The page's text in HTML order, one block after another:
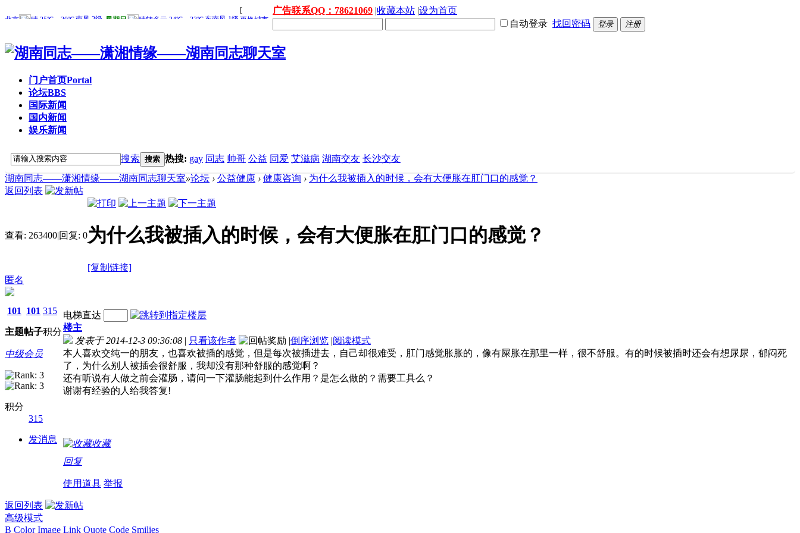
广告联系QQ：78621069 |收藏本站 |设为首页
自动登录 找回密码 登录 注册
门户首页Portal
论坛BBS
国际新闻
国内新闻
娱乐新闻
搜索 搜索 热搜: gay 同志 帅哥 公益 同爱 艾滋病 湖南交友 长沙交友
湖南同志——潇湘情缘——湖南同志聊天室»论坛 › 公益健康 › 健康咨询 › 为什么我被插入的时候，会有大便胀在肛门口的感觉？
返回列表
查看: 263400|回复: 0为什么我被插入的时候，会有大便胀在肛门口的感觉？
[复制链接]
匿名
101
主题
101
帖子
315
积分
中级会员
积分
315
发消息
电梯直达
楼主
发表于 2014-12-3 09:36:08 | 只看该作者 |倒序浏览 |阅读模式
本人喜欢交纯一的朋友，也喜欢被插的感觉，但是每次被插进去，自己却很难受，肛门感觉胀胀的，像有屎胀在那里一样，很不舒服。有的时候被插时还会有想尿尿，郁闷死
了，为什么别人被插会很舒服，我却没有那种舒服的感觉啊？
还有听说有人做之前会灌肠，请问一下灌肠能起到什么作用？是怎么做的？需要工具么？
谢谢有经验的人给我答复!
收藏
回复
使用道具 举报
返回列表
高级模式
B Color Image Link Quote Code Smilies